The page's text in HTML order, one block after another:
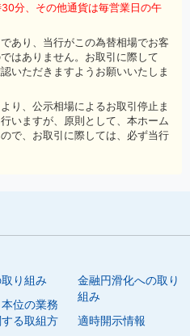
分、その他通貨は毎営業日の午
あり、当行がこの為替相場でお客
はありません。お取引に際して
いただきますようお願いいたしま
り、公示相場によるお取引停止ま
いますが、原則として、本ホーム
で、お取引に際しては、必ず当行
り組み
位の業務
る取組方
金融円滑化への取り
組み
適時開示情報